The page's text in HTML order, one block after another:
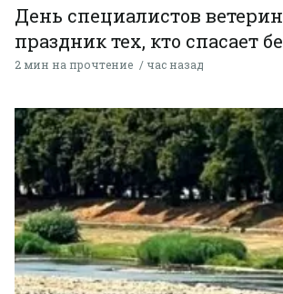
День специалистов
праздник тех, кто спасает
2 мин на прочтение час назад